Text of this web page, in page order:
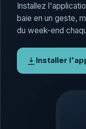
Installez
baie en un geste,
du week-end
Installer